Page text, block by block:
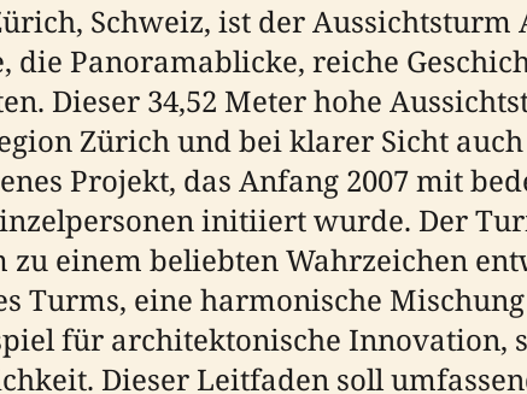
Schweiz, ist der Aussichtsturm
Panoramablicke, reiche
Dieser 34,52 Meter hohe
Zürich und bei klarer Sicht
Projekt, das Anfang 2007 mit
initiiert wurde. Der
einem beliebten Wahrzeichen
Turms, eine harmonische
für architektonische Innovation,
Dieser Leitfaden soll